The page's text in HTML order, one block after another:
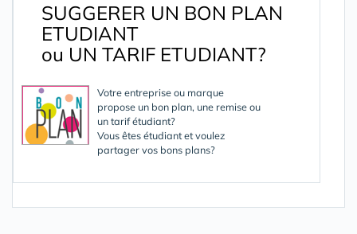
SUGGERER UN BON PLAN
ETUDIANT
ou UN TARIF ETUDIANT?
Votre entreprise ou marque
propose un bon plan, une remise ou
un tarif étudiant?
Vous êtes étudiant et voulez
partager vos bons plans?